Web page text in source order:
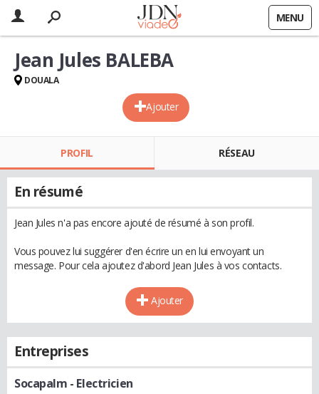
MENU
Ajouter
Jean Jules BALEBA
DOUALA
PROFIL RÉSEAU
En résumé
Jean Jules n'a pas encore ajouté de résumé à son profil.
Vous pouvez lui suggérer d'en écrire un en lui envoyant un
message. Pour cela ajoutez d'abord Jean Jules à vos contacts.
Ajouter
Entreprises
Socapalm - Electricien